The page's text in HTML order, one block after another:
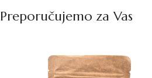
Preporučujemo za Vas